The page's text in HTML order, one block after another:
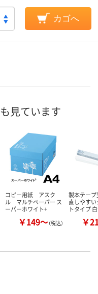
カゴへ
見ています
コピー用紙 アスク
ル マルチペーパー ス
ーパーホワイト+
￥149～（税込）
製本テー
直しやす
トタイプ
￥